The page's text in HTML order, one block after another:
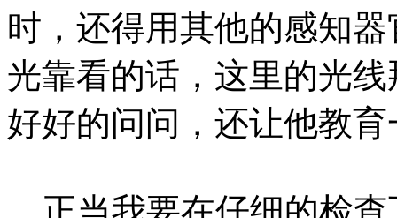
时，还得用其他的感知
光靠看的话，这里的光
好好的问问，还让他教
正当我要在仔细的检查